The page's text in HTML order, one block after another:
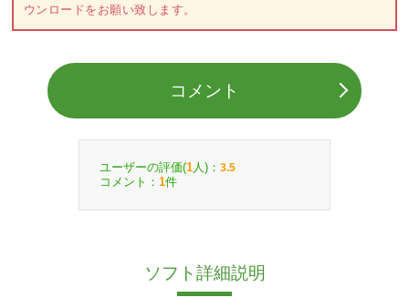
ウンロードをお願い致します。
コメント
ユーザーの評価(1 人)： 3.5
コメント： 1件
ソフト詳細説明